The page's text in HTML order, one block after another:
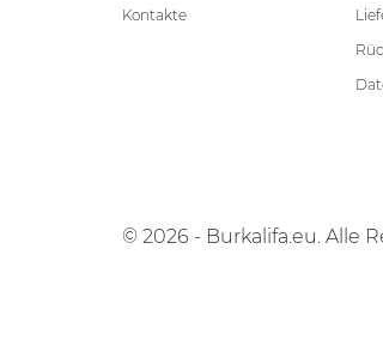
Kontakte
© 2026 - Burkalifa.eu. Alle